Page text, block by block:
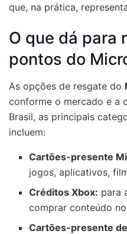
que, na prática,
O que dá para
pontos do
As opções de resgate do
conforme o mercado e a
Brasil, as principais
incluem:
Cartões-presente
jogos, aplicativos,
Créditos Xbox: para
comprar conteúdo
Cartões-presente